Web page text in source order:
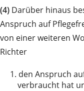
(4) Darüber hinaus
Anspruch auf
von einer weiteren
Richter
1. den Anspruch
verbraucht hat